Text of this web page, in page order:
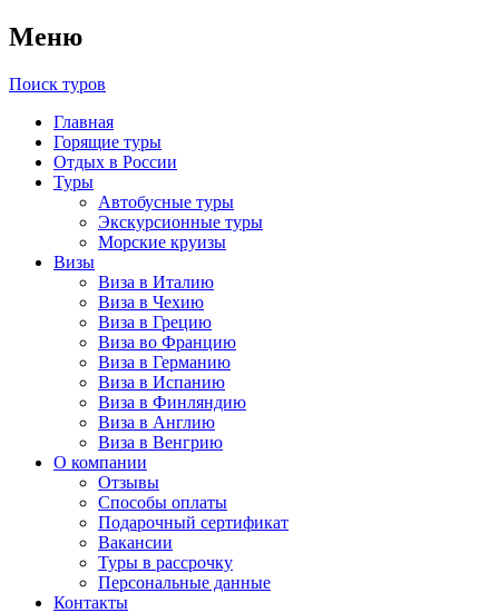
Меню
Поиск туров
Главная
Горящие туры
Отдых в России
Туры
Автобусные туры
Экскурсионные туры
Морские круизы
Визы
Виза в Италию
Виза в Чехию
Виза в Грецию
Виза во Францию
Виза в Германию
Виза в Испанию
Виза в Финляндию
Виза в Англию
Виза в Венгрию
О компании
Отзывы
Способы оплаты
Подарочный сертификат
Вакансии
Туры в рассрочку
Персональные данные
Контакты